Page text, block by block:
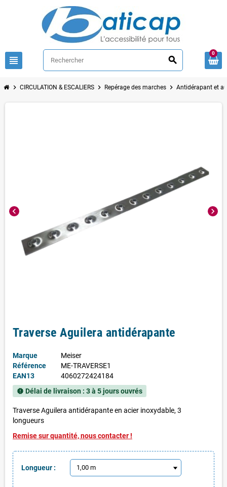
view_headline search
0
chevron_right CIRCULATION & ESCALIERS chevron_right Repérage des marches chevron_right Antidérapant et
chevron_left chevron_right
Traverse Aguilera antidérapante
Marque
Meiser
Référence
ME-TRAVERSE1
EAN13
4060272424184
new_releases Délai de livraison : 3 à 5 jours ouvrés
Traverse Aguilera antidérapante en acier inoxydable, 3
longueurs
Remise sur quantité, nous contacter !
Longueur :